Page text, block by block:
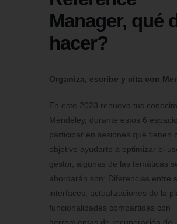
Manager, qué
hacer?
Organiza, escribe y cita con
En este 2023 renueva tus
Mendeley, durante estos 6
participar en sesiones que tienen
objetivo ayudarte a optimizar el
gestor, algunas de las temáticas
abordarán son: Diferencias entre
interfaces, actualizaciones de la
funcionalidades compartidas con